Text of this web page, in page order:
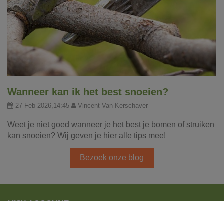
Wanneer kan ik het best snoeien?
27 Feb 2026,14:45 Vincent Van Kerschaver
Weet je niet goed wanneer je het best je bomen of struiken
kan snoeien? Wij geven je hier alle tips mee!
Bezoek onze blog